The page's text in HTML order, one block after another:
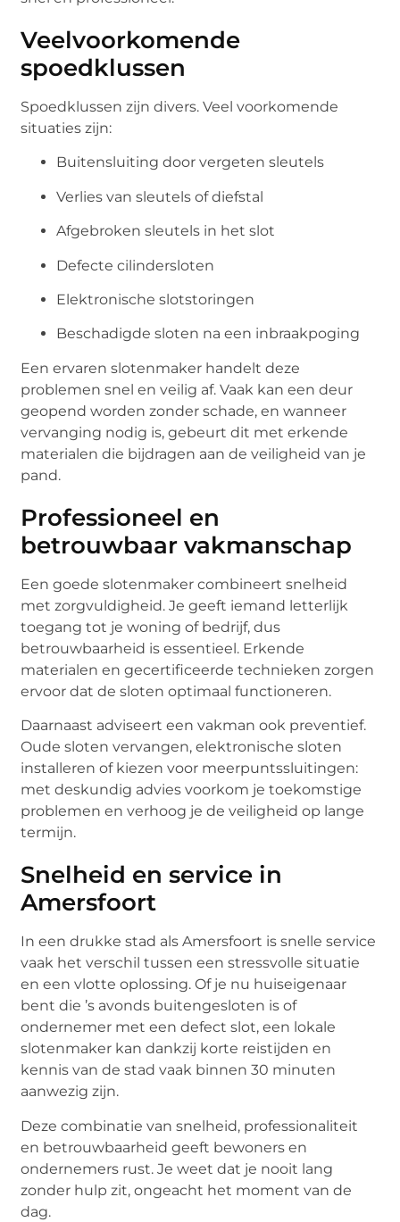
Veelvoorkomende
spoedklussen
Spoedklussen zijn divers. Veel voorkomende
situaties zijn:
Buitensluiting door vergeten sleutels
Verlies van sleutels of diefstal
Afgebroken sleutels in het slot
Defecte cilindersloten
Elektronische slotstoringen
Beschadigde sloten na een inbraakpoging
Een ervaren slotenmaker handelt deze
problemen snel en veilig af. Vaak kan een deur
geopend worden zonder schade, en wanneer
vervanging nodig is, gebeurt dit met erkende
materialen die bijdragen aan de veiligheid van je
pand.
Professioneel en
betrouwbaar vakmanschap
Een goede slotenmaker combineert snelheid
met zorgvuldigheid. Je geeft iemand letterlijk
toegang tot je woning of bedrijf, dus
betrouwbaarheid is essentieel. Erkende
materialen en gecertificeerde technieken zorgen
ervoor dat de sloten optimaal functioneren.
Daarnaast adviseert een vakman ook preventief.
Oude sloten vervangen, elektronische sloten
installeren of kiezen voor meerpuntssluitingen:
met deskundig advies voorkom je toekomstige
problemen en verhoog je de veiligheid op lange
termijn.
Snelheid en service in
Amersfoort
In een drukke stad als Amersfoort is snelle service
vaak het verschil tussen een stressvolle situatie
en een vlotte oplossing. Of je nu huiseigenaar
bent die ’s avonds buitengesloten is of
ondernemer met een defect slot, een lokale
slotenmaker kan dankzij korte reistijden en
kennis van de stad vaak binnen 30 minuten
aanwezig zijn.
Deze combinatie van snelheid, professionaliteit
en betrouwbaarheid geeft bewoners en
ondernemers rust. Je weet dat je nooit lang
zonder hulp zit, ongeacht het moment van de
dag.